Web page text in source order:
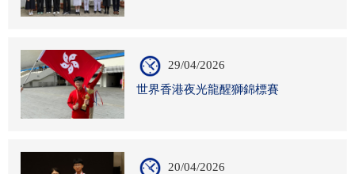
29/04/2026
世界香港夜光龍醒獅錦標賽
20/04/2026